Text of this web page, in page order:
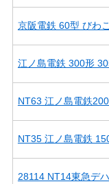
京阪電鉄 60型 びわ
江ノ島電鉄 300形
NT63 江ノ島電鉄
NT35 江ノ島電鉄
28114 NT14東急デ